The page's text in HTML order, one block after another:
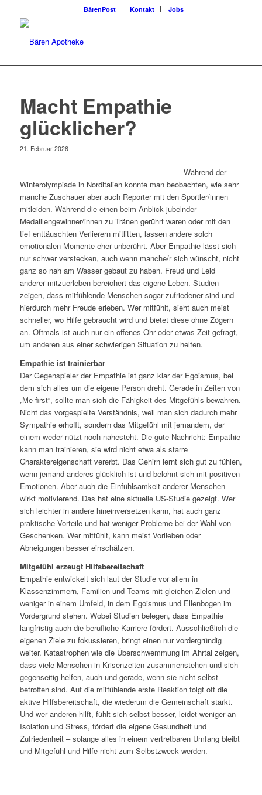
BärenPost Kontakt Jobs
Macht Empathie
glücklicher?
21. Februar 2026
Während der
Winterolympiade in Norditalien konnte man beobachten, wie sehr
manche Zuschauer aber auch Reporter mit den Sportler/innen
mitleiden. Während die einen beim Anblick jubelnder
Medaillengewinner/innen zu Tränen gerührt waren oder mit den
tief enttäuschten Verlierern mitlitten, lassen andere solch
emotionalen Momente eher unberührt. Aber Empathie lässt sich
nur schwer verstecken, auch wenn manche/r sich wünscht, nicht
ganz so nah am Wasser gebaut zu haben. Freud und Leid
anderer mitzuerleben bereichert das eigene Leben. Studien
zeigen, dass mitfühlende Menschen sogar zufriedener sind und
hierdurch mehr Freude erleben. Wer mitfühlt, sieht auch meist
schneller, wo Hilfe gebraucht wird und bietet diese ohne Zögern
an. Oftmals ist auch nur ein offenes Ohr oder etwas Zeit gefragt,
um anderen aus einer schwierigen Situation zu helfen.
Empathie ist trainierbar
Der Gegenspieler der Empathie ist ganz klar der Egoismus, bei
dem sich alles um die eigene Person dreht. Gerade in Zeiten von
„Me first“, sollte man sich die Fähigkeit des Mitgefühls bewahren.
Nicht das vorgespielte Verständnis, weil man sich dadurch mehr
Sympathie erhofft, sondern das Mitgefühl mit jemandem, der
einem weder nützt noch nahesteht. Die gute Nachricht: Empathie
kann man trainieren, sie wird nicht etwa als starre
Charaktereigenschaft vererbt. Das Gehirn lernt sich gut zu fühlen,
wenn jemand anderes glücklich ist und belohnt sich mit positiven
Emotionen. Aber auch die Einfühlsamkeit anderer Menschen
wirkt motivierend. Das hat eine aktuelle US-Studie gezeigt. Wer
sich leichter in andere hineinversetzen kann, hat auch ganz
praktische Vorteile und hat weniger Probleme bei der Wahl von
Geschenken. Wer mitfühlt, kann meist Vorlieben oder
Abneigungen besser einschätzen.
Mitgefühl erzeugt Hilfsbereitschaft
Empathie entwickelt sich laut der Studie vor allem in
Klassenzimmern, Familien und Teams mit gleichen Zielen und
weniger in einem Umfeld, in dem Egoismus und Ellenbogen im
Vordergrund stehen. Wobei Studien belegen, dass Empathie
langfristig auch die berufliche Karriere fördert. Ausschließlich die
eigenen Ziele zu fokussieren, bringt einen nur vordergründig
weiter. Katastrophen wie die Überschwemmung im Ahrtal zeigen,
dass viele Menschen in Krisenzeiten zusammenstehen und sich
gegenseitig helfen, auch und gerade, wenn sie nicht selbst
betroffen sind. Auf die mitfühlende erste Reaktion folgt oft die
aktive Hilfsbereitschaft, die wiederum die Gemeinschaft stärkt.
Und wer anderen hilft, fühlt sich selbst besser, leidet weniger an
Isolation und Stress, fördert die eigene Gesundheit und
Zufriedenheit – solange alles in einem vertretbaren Umfang bleibt
und Mitgefühl und Hilfe nicht zum Selbstzweck werden.